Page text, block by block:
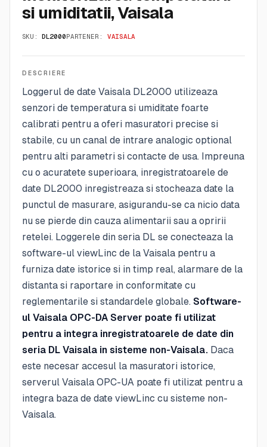
si umiditatii, Vaisala
SKU: DL2000PARTENER: VAISALA
DESCRIERE
Loggerul de date Vaisala DL2000 utilizeaza
senzori de temperatura si umiditate foarte
calibrati pentru a oferi masuratori precise si
stabile, cu un canal de intrare analogic optional
pentru alti parametri si contacte de usa. Impreuna
cu o acuratete superioara, inregistratoarele de
date DL2000 inregistreaza si stocheaza date la
punctul de masurare, asigurandu-se ca nicio data
nu se pierde din cauza alimentarii sau a opririi
retelei. Loggerele din seria DL se conecteaza la
software-ul viewLinc de la Vaisala pentru a
furniza date istorice si in timp real, alarmare de la
distanta si raportare in conformitate cu
reglementarile si standardele globale. Software-
ul Vaisala OPC-DA Server poate fi utilizat
pentru a integra inregistratoarele de date din
seria DL Vaisala in sisteme non-Vaisala. Daca
este necesar accesul la masuratori istorice,
serverul Vaisala OPC-UA poate fi utilizat pentru a
integra baza de date viewLinc cu sisteme non-
Vaisala.